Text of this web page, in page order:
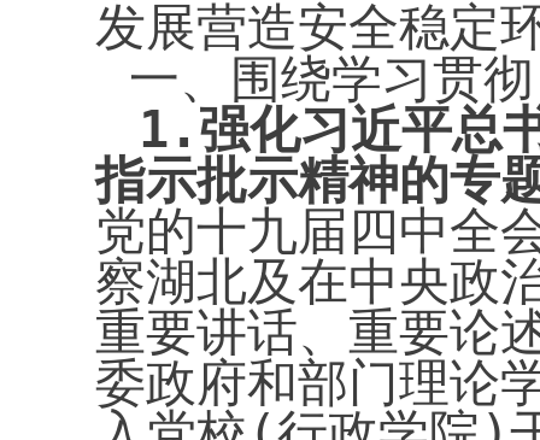
发展营造安全稳定
一、围绕学习贯
1. 强化习近平总
指示批示精神的专
党的十九届四中全
察湖北及在中央政
重要讲话、重要论
委政府和部门理论